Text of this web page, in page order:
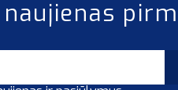
naujienas